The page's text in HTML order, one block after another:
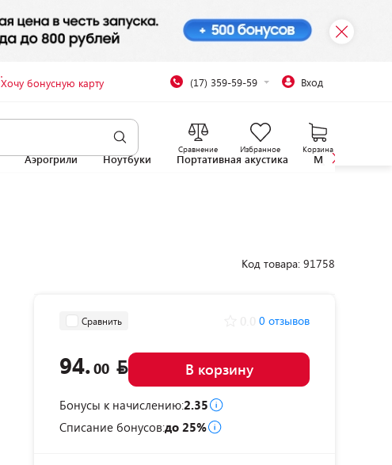
Хочу бонусную карту (17) 359-59-59 Вход
Сравнение Избранное Корзина
Аэрогрили Ноутбуки Портативная акустика
Код товара: 91758
Сравнить 0 отзывов
94.00 В корзину
Бонусы к начислению:2.35
Списание бонусов:до 25%